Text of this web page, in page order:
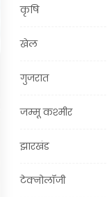
कृषि
खेल
गुजरात
जम्मू कश्मीर
झारखंड
टेक्नोलॉजी